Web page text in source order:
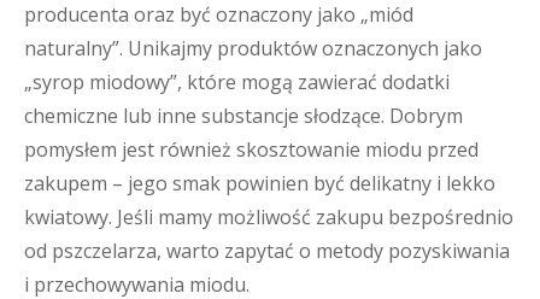
producenta oraz być oznaczony jako „miód
naturalny”. Unikajmy produktów oznaczonych jako
„syrop miodowy”, które mogą zawierać dodatki
chemiczne lub inne substancje słodzące. Dobrym
pomysłem jest również skosztowanie miodu przed
zakupem – jego smak powinien być delikatny i lekko
kwiatowy. Jeśli mamy możliwość zakupu bezpośrednio
od pszczelarza, warto zapytać o metody pozyskiwania
i przechowywania miodu.